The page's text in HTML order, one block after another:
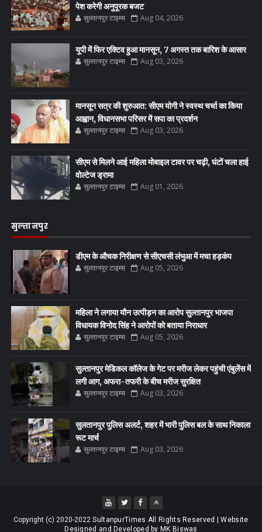
पेश करेगी अनुपूरक बजट
सुल्तानपुर टाइम्स Aug 04, 2026
यूपी में फिर एक्टिव हुआ मानसून, 7 अगस्त तक बारिश के आसार
सुल्तानपुर टाइम्स Aug 03, 2026
मानसून सत्र की शुरुआत: सीएम योगी ने स्वस्थ चर्चा का किया
आह्वान, विधानसभा परिसर में सपा का प्रदर्शन
सुल्तानपुर टाइम्स Aug 03, 2026
सीएम से मिलने आई महिला मोबाइल टावर पर चढ़ी, घंटों चला हाई
वोल्टेज ड्रामा
सुल्तानपुर टाइम्स Aug 01, 2026
सुल्तानपुर
डीएम के औचक निरीक्षण से सीएचसी लंभुआ में मचा हड़कंप
सुल्तानपुर टाइम्स Aug 05, 2026
महिला ने लगाया यौन उत्पीड़न का आरोप सुल्तानपुर भाजपा
विधायक विनोद सिंह ने आरोपों को बताया निराधार
सुल्तानपुर टाइम्स Aug 05, 2026
सुल्तानपुर मेडिकल कॉलेज के गेट पर मरीज लेकर पहुंची एंबुलेंस में
लगी आग, अफरा-तफरी के बीच मरीज सुरक्षित
सुल्तानपुर टाइम्स Aug 03, 2026
सुलतानपुर पुलिस अलर्ट, शहर में भारी पुलिस बल के साथ निकाला
रूट मार्च
सुल्तानपुर टाइम्स Aug 03, 2026
Copyright (c) 2020-2022SultanpurTimes All Rights Reserved | Website
Designed and Developed by MK Biswas